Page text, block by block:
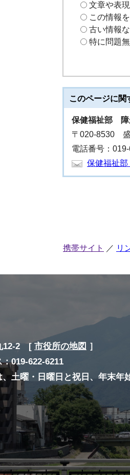
文章や表
この情報
古い情報
特に問題
このページに関
保健福祉部
〒020-8530
電話番号：
保健福祉
携帯サイト リ
12-2 [ 市役所の地図 ］
019-622-6211
土曜・日曜日と祝日、年末年